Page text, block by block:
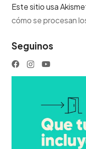
Este sitio usa
cómo se procesan
Seguinos